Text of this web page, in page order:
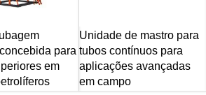
para
em
Unidade de mastro para
tubos contínuos para
aplicações avançadas
em campo